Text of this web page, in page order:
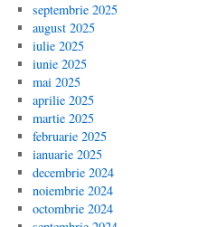
septembrie 2025
august 2025
iulie 2025
iunie 2025
mai 2025
aprilie 2025
martie 2025
februarie 2025
ianuarie 2025
decembrie 2024
noiembrie 2024
octombrie 2024